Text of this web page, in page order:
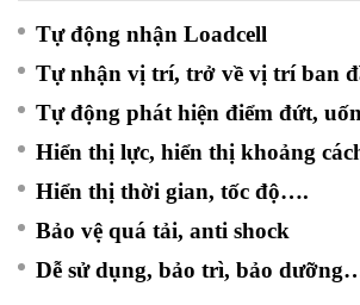
Tự động nhận Loadcell
Tự nhận vị trí, trở về vị trí ban
Tự động phát hiện điểm đứt,
Hiển thị lực, hiển thị khoảng
Hiển thị thời gian, tốc độ….
Bảo vệ quá tải, anti shock
Dễ sử dụng, bảo trì, bảo